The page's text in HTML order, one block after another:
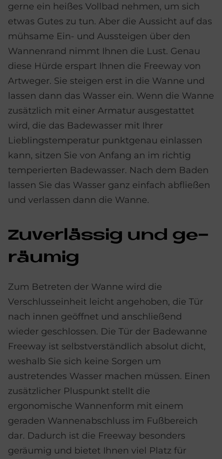
gerne ein heißes Vollbad nehmen, um sich
etwas Gutes zu tun. Aber die Aussicht auf das
mühsame Ein- und Aussteigen über den
Wannenrand nimmt Ihnen die Lust. Genau
diese Hürde erspart Ihnen die Freeway von
Artweger. Sie steigen erst in die Wanne und
lassen dann das Wasser ein. Wenn die Wanne
zusätzlich mit einer Armatur ausgestattet
wird, die das Badewasser mit Ihrer
Lieblingstemperatur punktgenau einlassen
kann, sitzen Sie von Anfang an im richtig
temperierten Badewasser. Nach dem Baden
lassen Sie das Wasser ganz einfach abfließen
und verlassen dann die Wanne.
Zu­ver­läs­sig und ge­
räu­mig
Zum Betreten der Wanne wird die
Verschlusseinheit leicht angehoben, die Tür
nach innen geöffnet und anschließend
wieder geschlossen. Die Tür der Badewanne
Freeway ist selbstverständlich absolut dicht,
weshalb Sie sich keine Sorgen um
austretendes Wasser machen müssen. Einen
zusätzlicher Pluspunkt stellt die
ergonomische Wannenform mit einem
geraden Wannenabschluss im Fußbereich
dar. Dadurch ist die Freeway besonders
geräumig und bietet Ihnen viel Platz für